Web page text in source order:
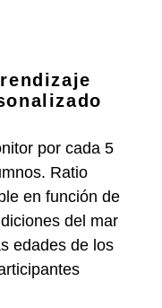
por cada 5
Ratio
en función de
del mar
edades de los